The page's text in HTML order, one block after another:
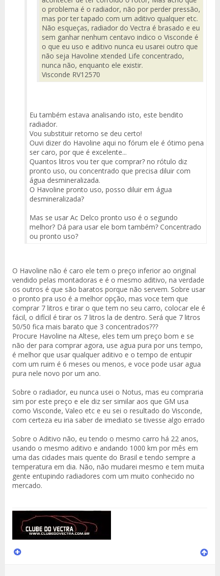
o problema é o radiador, não por perder pressão,
mas por ter tapado com um aditivo qualquer etc.
Não esqueças, radiador do Vectra é brasado e eu
sem ganhar nenhum centavo indico o Visconde é
o que eu uso e aditivo nunca eu usarei outro que
não seja Havoline xtended Life concentrado,
nunca não, enquanto ele existir.
Visconde RV12570
Eu também estava analisando isto, este bendito
radiador.
Vou substituir retorno se deu certo!
Ouvi dizer do Havoline aqui no fórum ele é ótimo pena
ser caro, por que é excelente...
Quantos litros vou ter que comprar? no rótulo diz
pronto uso, ou concentrado que precisa diluir com
água desmineralizada.
O Havoline pronto uso, posso diluir em água
desmineralizada?
Mas se usar Ac Delco pronto uso é o segundo
melhor? Dá para usar ele bom também? Concentrado
ou pronto uso?
O Havoline não é caro ele tem o preço inferior ao original
vendido pelas montadoras e é o mesmo aditivo, na verdade
os outros é que são baratos porque não servem. Sobre usar
o pronto pra uso é a melhor opção, mas voce tem que
comprar 7 litros e tirar o que tem no seu carro, colocar ele é
fácil, o difícil é tirar os 7 litros la de dentro. Será que 7 litros
50/50 fica mais barato que 3 concentrados???
Procure Havoline na Altese, eles tem um preço bom e se
não der para comprar agora, use agua pura por uns tempo,
é melhor que usar qualquer aditivo e o tempo de entupir
com um ruim é 6 meses ou menos, e voce pode usar agua
pura nele novo por um ano.
Sobre o radiador, eu nunca usei o Notus, mas eu compraria
sim por este preço e ele diz ser similar aos que GM usa
como Visconde, Valeo etc e eu sei o resultado do Visconde,
com certeza eu iria saber de imediato se tivesse algo errado
Sobre o Aditivo não, eu tendo o mesmo carro há 22 anos,
usando o mesmo aditivo e andando 1000 km por mês em
uma das cidades mais quente do Brasil e tendo sempre a
temperatura em dia. Não, não mudarei mesmo e tem muita
gente entupindo radiadores com um muito conhecido no
mercado.